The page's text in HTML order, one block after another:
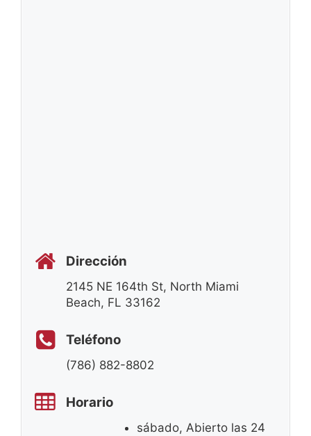
Dirección
2145 NE 164th St, North Miami
Beach, FL 33162
Teléfono
(786) 882-8802
Horario
sábado, Abierto las 24